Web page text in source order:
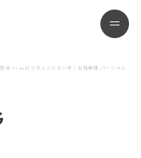
市 Frauピラティススタジオ | 女性専用 パーソナル